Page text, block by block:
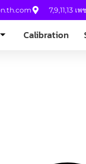
7,9,11,13
Calibration